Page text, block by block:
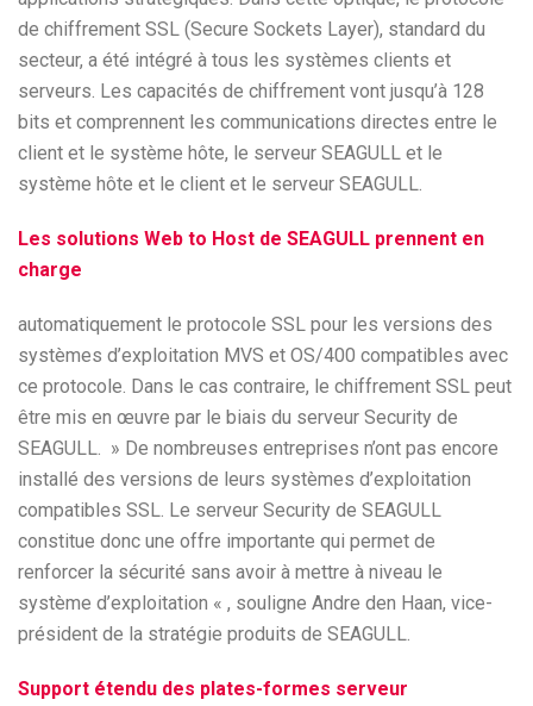
de chiffrement SSL (Secure Sockets Layer), standard du
secteur, a été intégré à tous les systèmes clients et
serveurs. Les capacités de chiffrement vont jusqu’à 128
bits et comprennent les communications directes entre le
client et le système hôte, le serveur SEAGULL et le
système hôte et le client et le serveur SEAGULL.
Les solutions Web to Host de SEAGULL prennent en
charge
automatiquement le protocole SSL pour les versions des
systèmes d’exploitation MVS et OS/400 compatibles avec
ce protocole. Dans le cas contraire, le chiffrement SSL peut
être mis en œuvre par le biais du serveur Security de
SEAGULL. » De nombreuses entreprises n’ont pas encore
installé des versions de leurs systèmes d’exploitation
compatibles SSL. Le serveur Security de SEAGULL
constitue donc une offre importante qui permet de
renforcer la sécurité sans avoir à mettre à niveau le
système d’exploitation « , souligne Andre den Haan, vice-
président de la stratégie produits de SEAGULL.
Support étendu des plates-formes serveur